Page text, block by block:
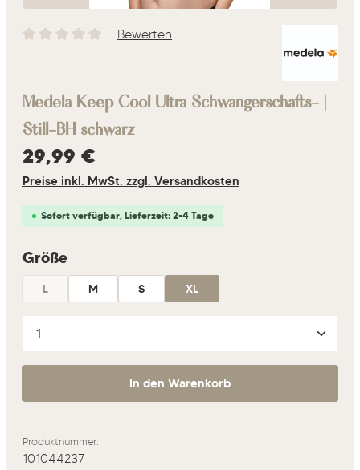
Durchschnittliche Bewertung von 0 von 5 Sternen
Bewerten
Medela Keep Cool Ultra Schwangerschafts- |
Still-BH schwarz
Regulärer Preis:
29,99 €
Preise inkl. MwSt. zzgl. Versandkosten
Sofort verfügbar, Lieferzeit: 2-4 Tage
Größeauswählen
L M S XL
Produkt Anzahl: Gib den gewünschten Wert ein
In den Warenkorb
Produktnummer:
101044237